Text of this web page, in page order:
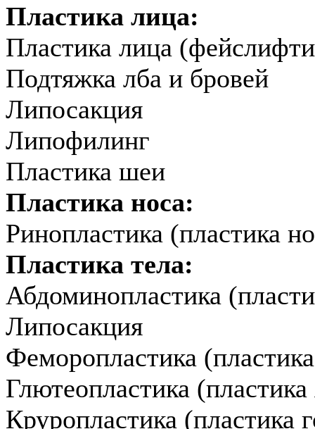
Пластика лица:
Пластика лица
Подтяжка лба и бровей
Липосакция
Липофилинг
Пластика шеи
Пластика носа:
Ринопластика (пластика
Пластика тела:
Абдоминопластика
Липосакция
Феморопластика
Глютеопластика
Круропластика (пластика